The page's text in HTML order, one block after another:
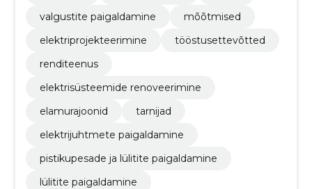
valgustite paigaldamine
mõõtmised
elektriprojekteerimine
tööstusettevõtted
renditeenus
elektrisüsteemide renoveerimine
elamurajoonid
tarnijad
elektrijuhtmete paigaldamine
pistikupesade ja lülitite paigaldamine
lülitite paigaldamine